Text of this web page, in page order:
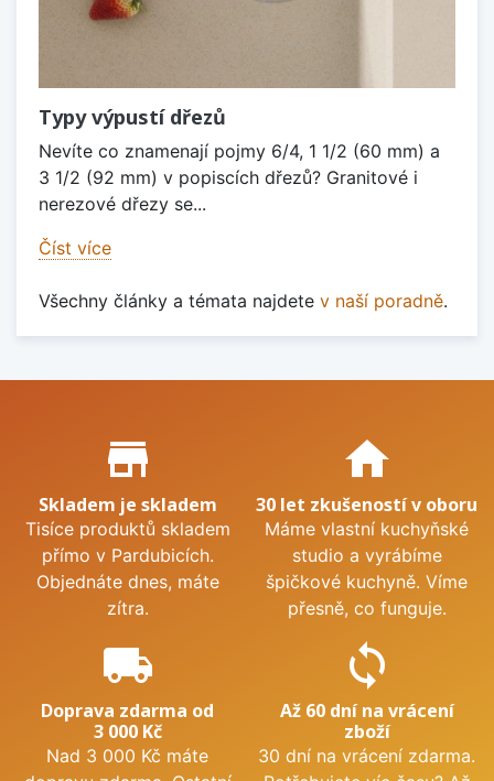
Typy výpustí dřezů
Nevíte co znamenají pojmy 6/4, 1 1/2 (60 mm) a
3 1/2 (92 mm) v popiscích dřezů? Granitové i
nerezové dřezy se...
Číst více
Všechny články a témata najdete v naší poradně.
Proč nakupovat u nás?
store_mall_directory
Skladem je skladem
Tisíce produktů skladem
přímo v Pardubicích.
Objednáte dnes, máte
zítra.
home
30 let zkušeností v oboru
Máme vlastní kuchyňské
studio a vyrábíme
špičkové kuchyně. Víme
přesně, co funguje.
local_shipping
Doprava zdarma od
3 000 Kč
Nad 3 000 Kč máte
sync
Až 60 dní na vrácení
zboží
30 dní na vrácení zdarma.